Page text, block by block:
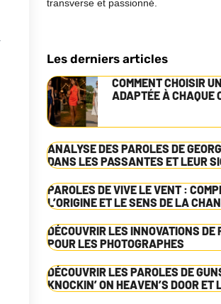
transverse et passionné.
Les derniers articles
COMMENT CHOISIR
ADAPTÉE À CHAQUE
ANALYSE DES PAROLES DE
DANS LES PASSANTES ET LEUR
PAROLES DE VIVE LE VENT :
L’ORIGINE ET LE SENS DE LA
DÉCOUVRIR LES INNOVATIONS DE
POUR LES PHOTOGRAPHES
DÉCOUVRIR LES PAROLES DE
KNOCKIN’ ON HEAVEN’S DOOR ET